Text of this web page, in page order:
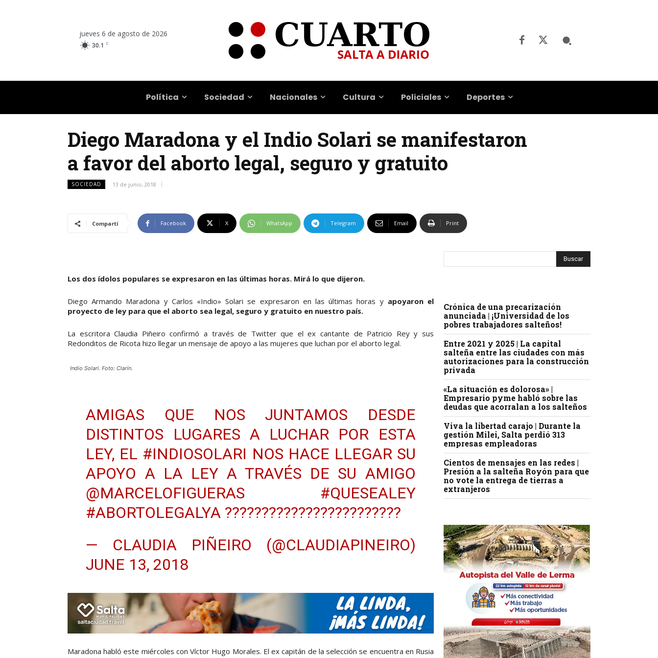
jueves 6 de agosto de 2026
30.1 C
Política Sociedad Nacionales Cultura Policiales Deportes
Diego Maradona y el Indio Solari se manifestaron
a favor del aborto legal, seguro y gratuito
SOCIEDAD 13 de junio, 2018
Compartí Facebook X WhatsApp Telegram Email Print
Los dos ídolos populares se expresaron en las últimas horas. Mirá lo que dijeron.
Diego Armando Maradona y Carlos «Indio» Solari se expresaron en las últimas horas y apoyaron el
proyecto de ley para que el aborto sea legal, seguro y gratuito en nuestro país.
La escritora Claudia Piñeiro confirmó a través de Twitter que el ex cantante de Patricio Rey y sus
Redonditos de Ricota hizo llegar un mensaje de apoyo a las mujeres que luchan por el aborto legal.
Indio Solari. Foto: Clarín.
AMIGAS QUE NOS JUNTAMOS DESDE
DISTINTOS LUGARES A LUCHAR POR ESTA
LEY, EL #INDIOSOLARI NOS HACE LLEGAR SU
APOYO A LA LEY A TRAVÉS DE SU AMIGO
@MARCELOFIGUERAS
#QUESEALEY
#ABORTOLEGALYA ????????????????????????
— CLAUDIA PIÑEIRO (@CLAUDIAPINEIRO)
JUNE 13, 2018
Maradona habló este miércoles con Víctor Hugo Morales. El ex capitán de la selección se encuentra en Rusia
Crónica de una precarización
anunciada | ¡Universidad de los
pobres trabajadores salteños!
Entre 2021 y 2025 | La capital
salteña entre las ciudades con más
autorizaciones para la construcción
privada
«La situación es dolorosa» |
Empresario pyme habló sobre las
deudas que acorralan a los salteños
Viva la libertad carajo | Durante la
gestión Milei, Salta perdió 313
empresas empleadoras
Cientos de mensajes en las redes |
Presión a la salteña Royón para que
no vote la entrega de tierras a
extranjeros